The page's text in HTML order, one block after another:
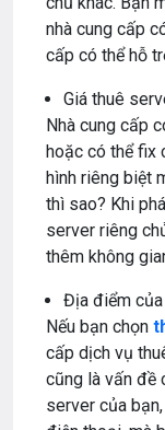
nhà cung cấp
cấp có thể hỗ
Giá thuê
Nhà cung cấp
hoặc có thể fix
hình riêng biệt
thì sao? Khi
server riêng
thêm không
Địa điểm
Nếu bạn chọn
cấp dịch vụ
cũng là vấn đề
server của